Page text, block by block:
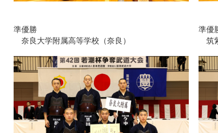
準優勝
奈良大学附属高等学校（奈良）
準優
筑